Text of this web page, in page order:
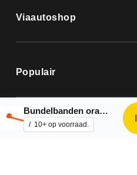
Viaautoshop
Populair
Bundelbanden oranje – 100 stuks
10+ op voorraad.